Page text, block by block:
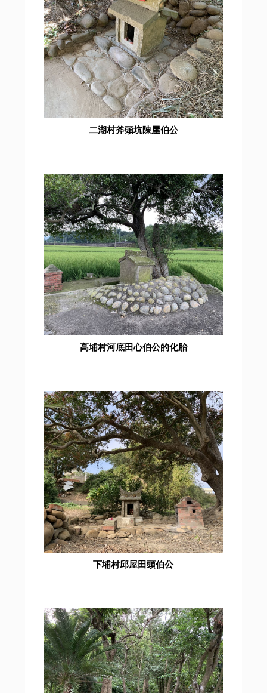
二湖村斧頭坑陳屋伯公
高埔村河底田心伯公的化胎
下埔村邱屋田頭伯公